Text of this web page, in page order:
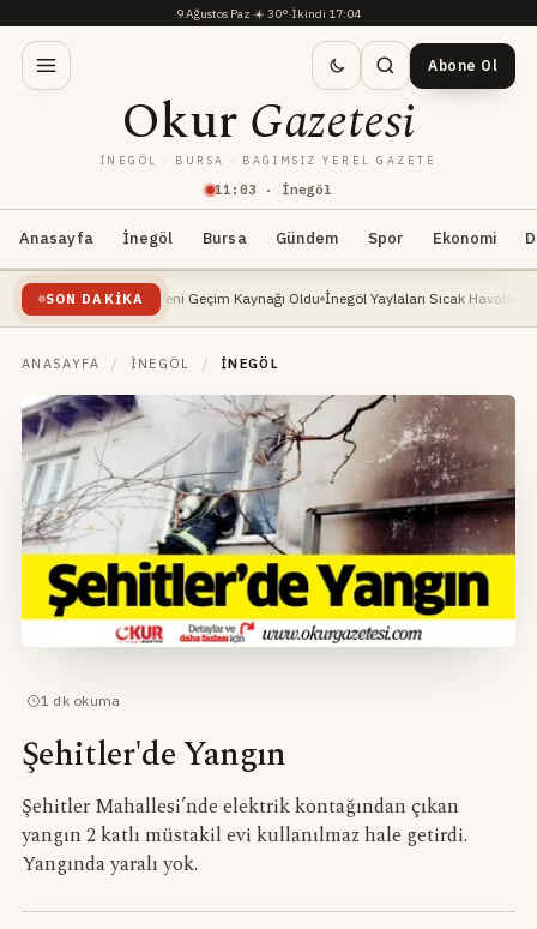
9 Ağustos Paz·☀️ 30°·İkindi 17:04
11 : 03 · İnegöl
OkurGazetesi
İNEGÖL · BURSA · BAĞIMSIZ YEREL GAZETE
Abone Ol
Anasayfa İnegöl Bursa Gündem Spor Ekonomi
SON DAKIKA
Yeni Geçim Kaynağı Oldu İnegöl Yaylaları Sıcak Havalarda Doğa
ANASAYFA / İNEGÖL / İNEGÖL
· 1 dk okuma
Şehitler'de Yangın
Şehitler Mahallesi’nde elektrik kontağından çıkan
yangın 2 katlı müstakil evi kullanılmaz hale getirdi.
Yangında yaralı yok.